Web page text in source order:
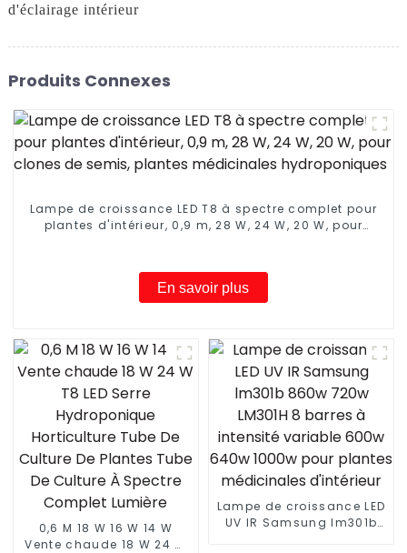
d'éclairage intérieur
Produits Connexes
Lampe de croissance LED T8 à spectre complet pour
plantes d'intérieur, 0,9 m, 28 W, 24 W, 20 W, pour
En savoir plus
0,6 M 18 W 16 W 14 W
Vente chaude 18 W 24 W
Lampe de croissance LED
UV IR Samsung lm301b